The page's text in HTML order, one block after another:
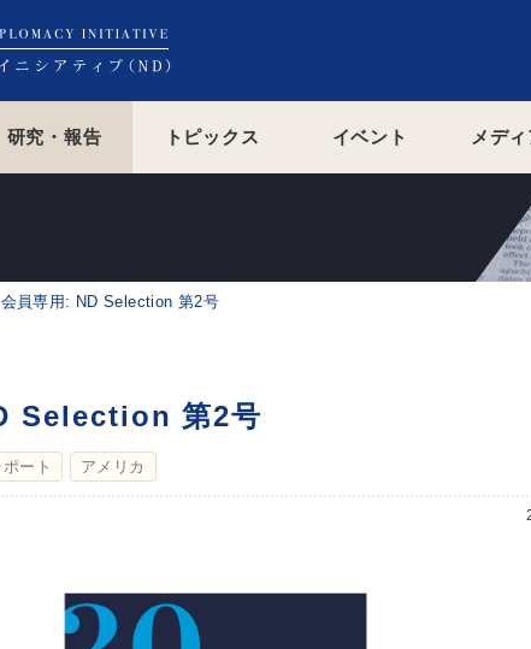
研究・報告 トピックス イベント メデ
会員専用: ND Selection 第2号
Selection 第2号
ート アメリカ